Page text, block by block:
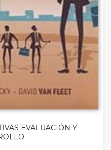
EVALUACIÓN Y